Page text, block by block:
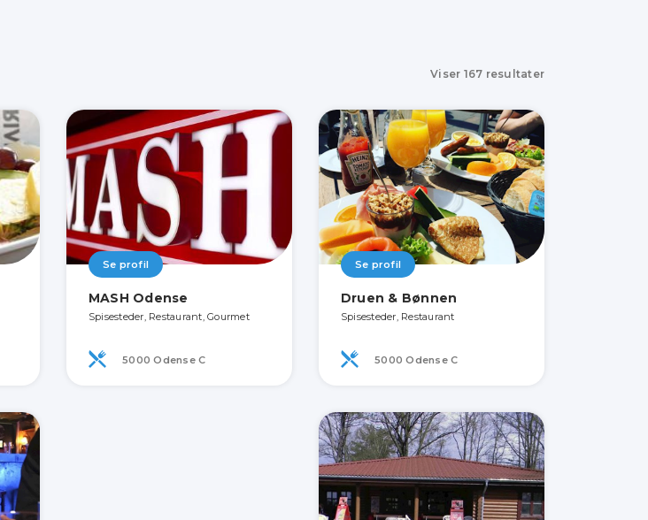
Viser 167 resultater
Se profil
MASH Odense
Spisesteder, Restaurant, Gourmet
5000 Odense C
Se profil
Druen & Bønnen
Spisesteder, Restaurant
5000 Odense C